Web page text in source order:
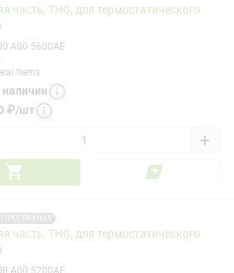
часть, THG, для термостатического
A00 5600AE
Items
наличии
₽/шт
+
ПРОГРАММА
часть, THG, для термостатического
A00 5200AE